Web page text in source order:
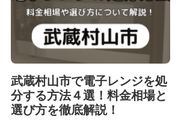
武蔵村山市で電子レンジを処
分する方法４選！料金相場と
選び方を徹底解説！